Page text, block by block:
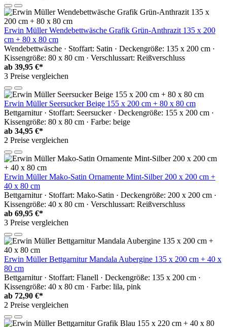
Erwin Müller Wendebettwäsche Grafik Grün-Anthrazit 135 x 200
cm + 80 x 80 cm
Wendebettwäsche · Stoffart: Satin · Deckengröße: 135 x 200 cm ·
Kissengröße: 80 x 80 cm · Verschlussart: Reißverschluss
ab 39,95 €*
3 Preise vergleichen
Erwin Müller Seersucker Beige 155 x 200 cm + 80 x 80 cm
Bettgarnitur · Stoffart: Seersucker · Deckengröße: 155 x 200 cm ·
Kissengröße: 80 x 80 cm · Farbe: beige
ab 34,95 €*
2 Preise vergleichen
Erwin Müller Mako-Satin Ornamente Mint-Silber 200 x 200 cm +
40 x 80 cm
Bettgarnitur · Stoffart: Mako-Satin · Deckengröße: 200 x 200 cm ·
Kissengröße: 40 x 80 cm · Verschlussart: Reißverschluss
ab 69,95 €*
3 Preise vergleichen
Erwin Müller Bettgarnitur Mandala Aubergine 135 x 200 cm + 40 x
80 cm
Bettgarnitur · Stoffart: Flanell · Deckengröße: 135 x 200 cm ·
Kissengröße: 40 x 80 cm · Farbe: lila, pink
ab 72,90 €*
2 Preise vergleichen